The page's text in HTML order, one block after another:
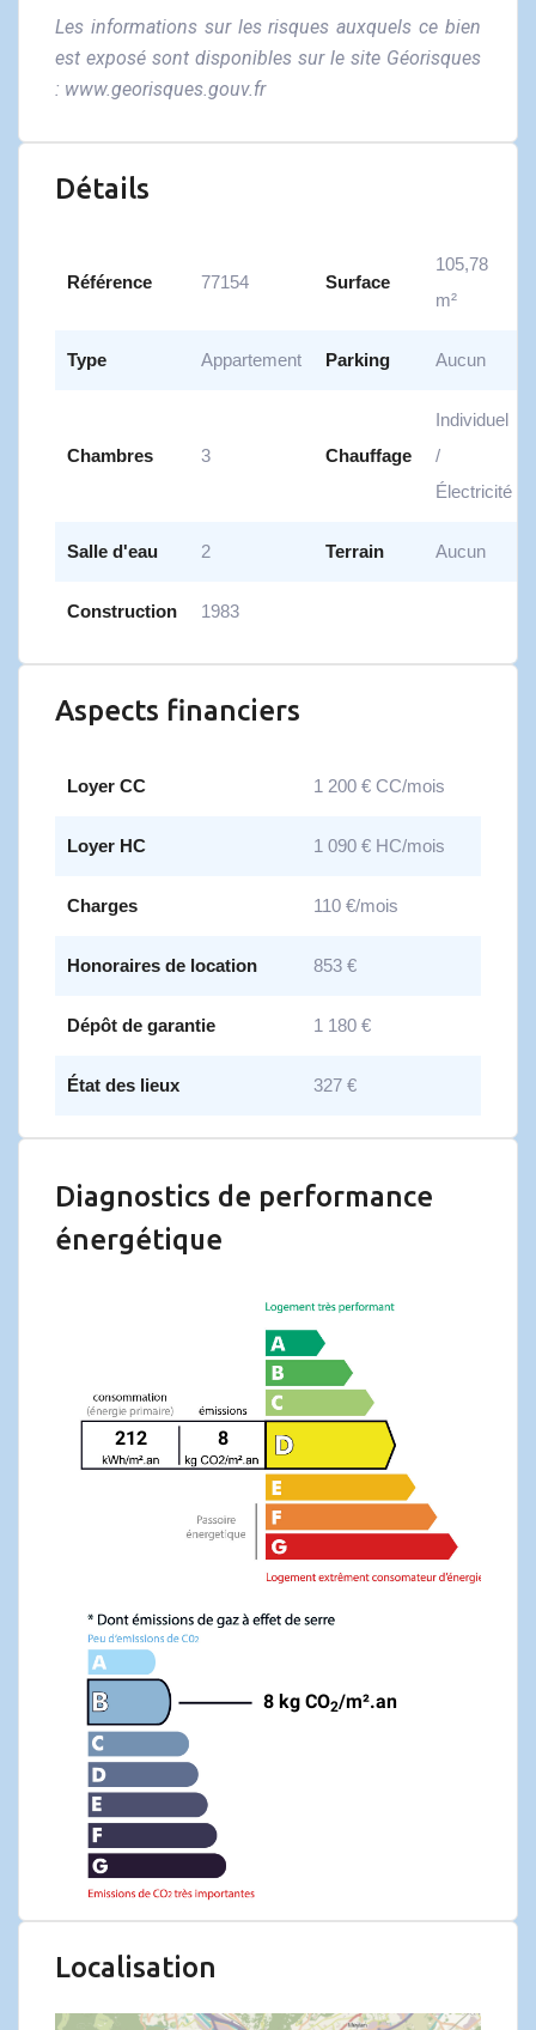
Les informations sur les risques auxquels ce bien
est exposé sont disponibles sur le site Géorisques
: www.georisques.gouv.fr
Détails
Référence 77154 Surface
105,78
m²
Type Appartement Parking Aucun
Chambres 3 Chauffage
Individuel
/
Électricité
Salle d'eau 2 Terrain Aucun
Construction 1983
Aspects financiers
Loyer CC 1 200 € CC/mois
Loyer HC 1 090 € HC/mois
Charges 110 €/mois
Honoraires de location 853 €
Dépôt de garantie 1 180 €
État des lieux 327 €
Diagnostics de performance
énergétique
212 8
8 kg CO2/m².an
Localisation